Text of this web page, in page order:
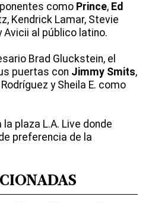
como Prince, Ed
Kendrick Lamar, Stevie
Avicii al público latino.
Brad Gluckstein, el
puertas con Jimmy Smits,
Rodríguez y Sheila E. como
plaza L.A. Live donde
preferencia de la